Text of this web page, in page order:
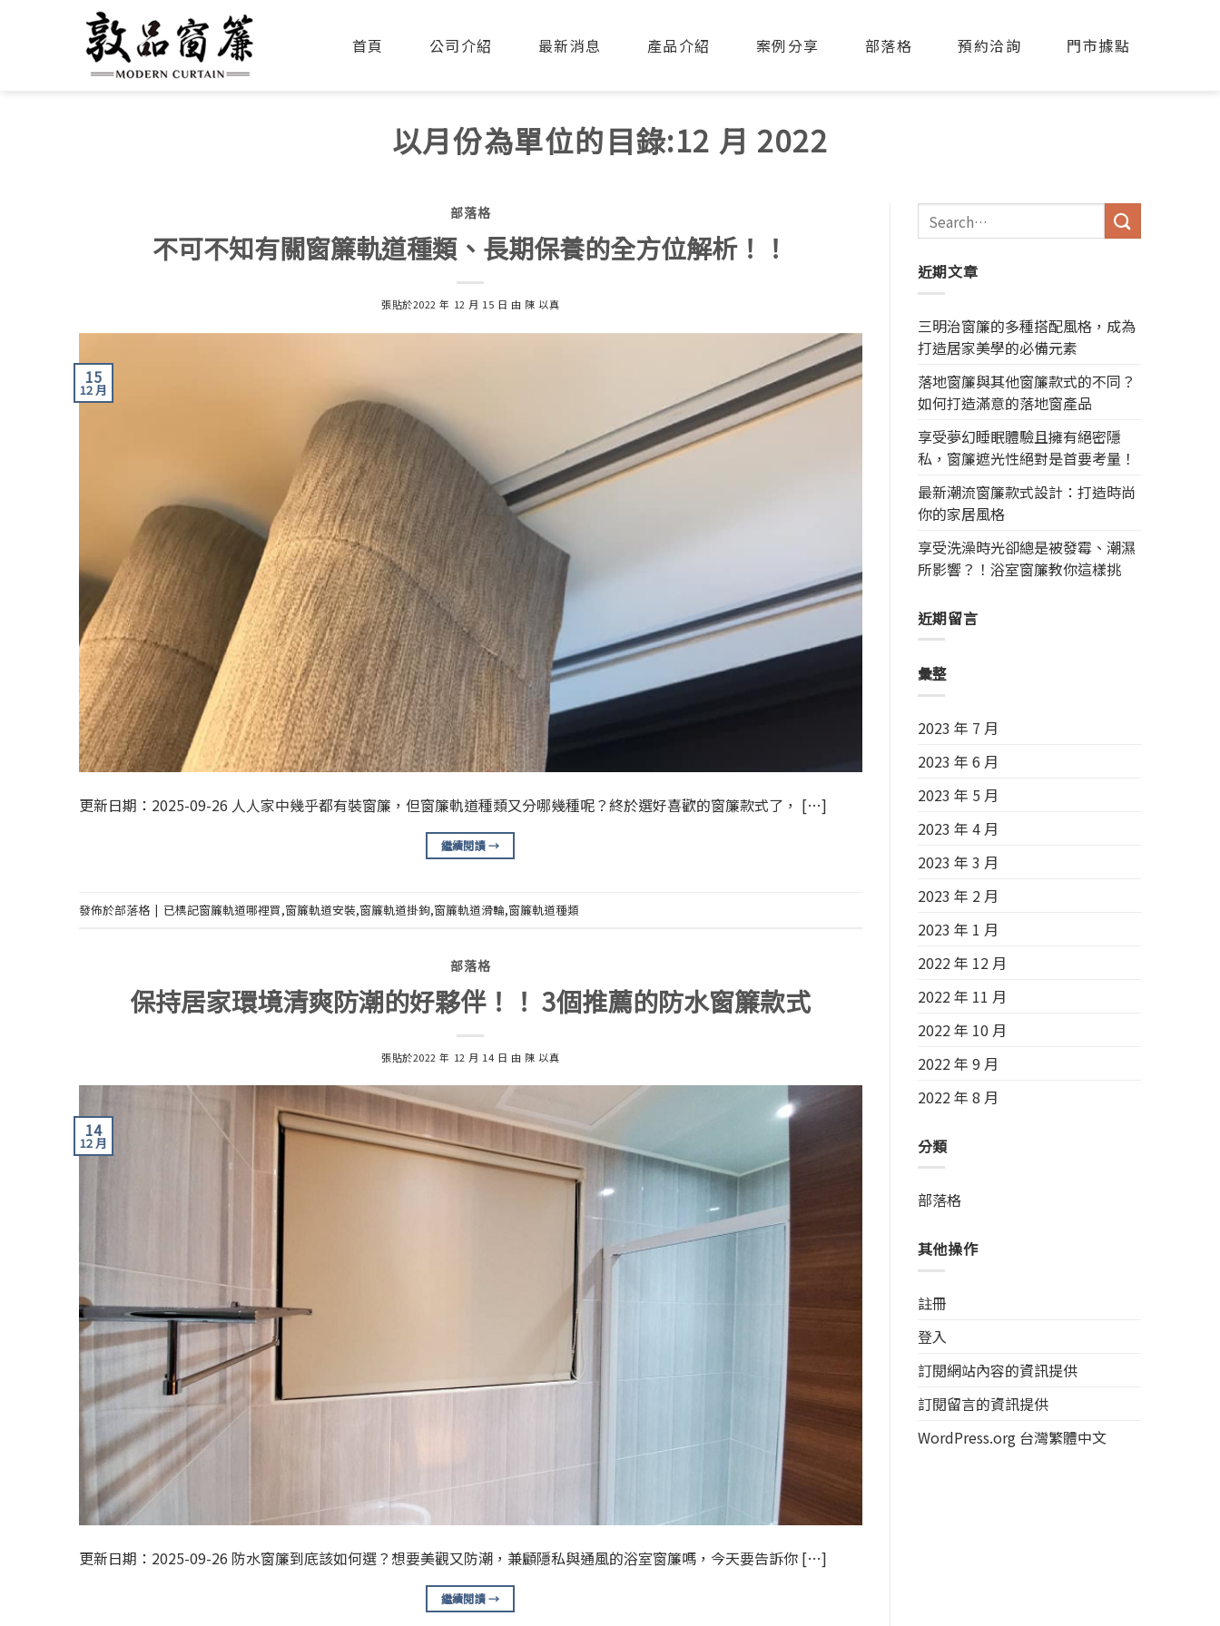
首頁 公司介紹 最新消息 產品介紹 案例分享 部落格 預約洽詢 門市據點
以月份為單位的目錄:12 月 2022
部落格
不可不知有關窗簾軌道種類、長期保養的全方位解析！！
張貼於2022 年 12 月 15 日 由 陳 以真
15
12 月
更新日期：2025-09-26 人人家中幾乎都有裝窗簾，但窗簾軌道種類又分哪幾種呢？終於選好喜歡的窗簾款式了， […]
繼續閱讀→
發佈於部落格 | 已標記窗簾軌道哪裡買,窗簾軌道安裝,窗簾軌道掛鉤,窗簾軌道滑輪,窗簾軌道種類
部落格
保持居家環境清爽防潮的好夥伴！！ 3個推薦的防水窗簾款式
張貼於2022 年 12 月 14 日 由 陳 以真
14
12 月
更新日期：2025-09-26 防水窗簾到底該如何選？想要美觀又防潮，兼顧隱私與通風的浴室窗簾嗎，今天要告訴你 […]
繼續閱讀→
近期文章
三明治窗簾的多種搭配風格，成為
打造居家美學的必備元素
落地窗簾與其他窗簾款式的不同？
如何打造滿意的落地窗產品
享受夢幻睡眠體驗且擁有絕密隱
私，窗簾遮光性絕對是首要考量！
最新潮流窗簾款式設計：打造時尚
你的家居風格
享受洗澡時光卻總是被發霉、潮濕
所影響？！浴室窗簾教你這樣挑
近期留言
彙整
2023 年 7 月
2023 年 6 月
2023 年 5 月
2023 年 4 月
2023 年 3 月
2023 年 2 月
2023 年 1 月
2022 年 12 月
2022 年 11 月
2022 年 10 月
2022 年 9 月
2022 年 8 月
分類
部落格
其他操作
註冊
登入
訂閱網站內容的資訊提供
訂閱留言的資訊提供
WordPress.org 台灣繁體中文